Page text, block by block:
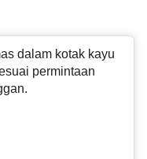
dalam kotak kayu
permintaan